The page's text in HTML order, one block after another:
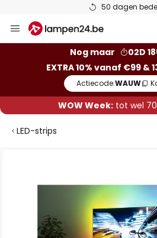
50 dagen
naar
Nog maar
02D
EXTRA 10% vanaf €99 &
Actiecode:WAUW
WOW Week:tot wel
LED-strips